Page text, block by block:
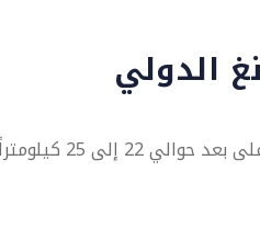
الدولي
يقع مطار دون موينغ الدولي على بعد حوالي 22 إلى 25